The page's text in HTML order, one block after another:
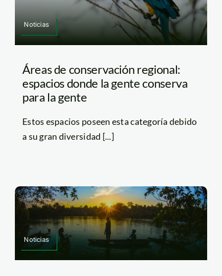
Noticias
Áreas de conservación regional:
espacios donde la gente conserva
para la gente
Estos espacios poseen esta categoría debido
a su gran diversidad [...]
Noticias